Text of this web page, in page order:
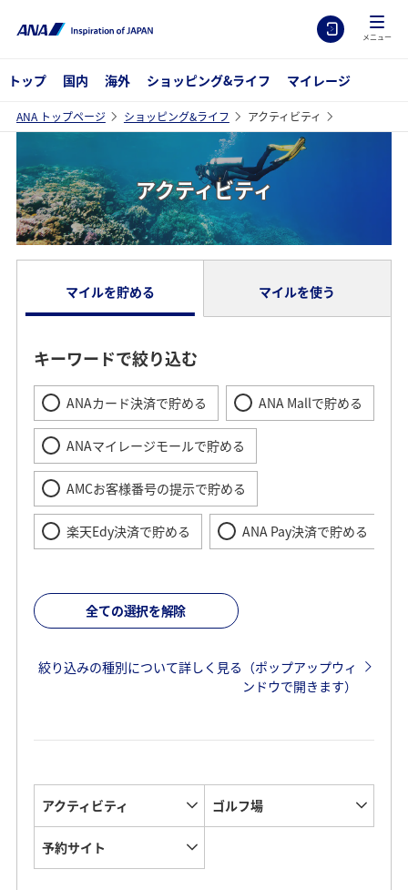
メニュー
トップ 国内 海外 ショッピング&ライフ マイレージ
ANA トップページ ショッピング&ライフ アクティビティ
アクティビティ
マイルを貯める マイルを使う
キーワードで絞り込む
ANAカード決済で貯める ANA Mallで貯める
ANAマイレージモールで貯める
AMCお客様番号の提示で貯める
楽天Edy決済で貯める ANA Pay決済で貯める
全ての選択を解除
絞り込みの種別について詳しく見る（ポップアップウィ
ンドウで開きます）
アクティビティ ゴルフ場
予約サイト